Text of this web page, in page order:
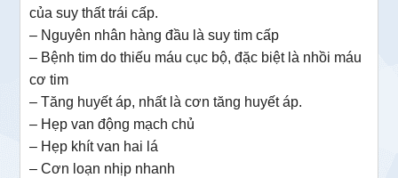
của suy thất trái cấp.
– Nguyên nhân hàng đầu là suy tim cấp
– Bệnh tim do thiếu máu cục bộ, đặc biệt là nhồi máu
cơ tim
– Tăng huyết áp, nhất là cơn tăng huyết áp.
– Hẹp van động mạch chủ
– Hẹp khít van hai lá
– Cơn loạn nhịp nhanh